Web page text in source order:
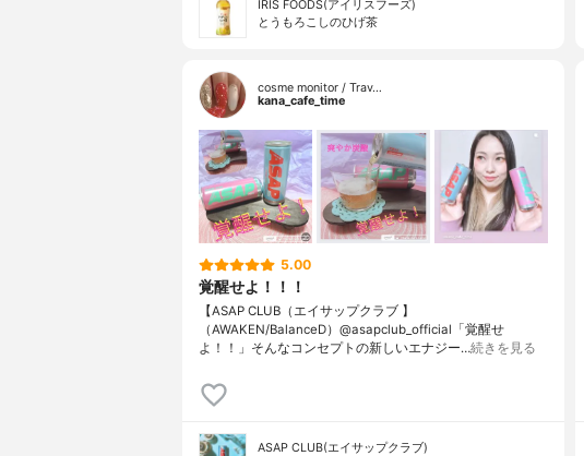
IRIS FOODS(アイリスフーズ)
とうもろこしのひげ茶
cosme monitor / Trav…
kana_cafe_time
5.00
覚醒せよ！！！
【ASAP CLUB（エイサップクラブ 】
（AWAKEN/BalanceD）@asapclub_official「覚醒せ
よ！！」そんなコンセプトの新しいエナジー…続きを見る
ASAP CLUB(エイサップクラブ)